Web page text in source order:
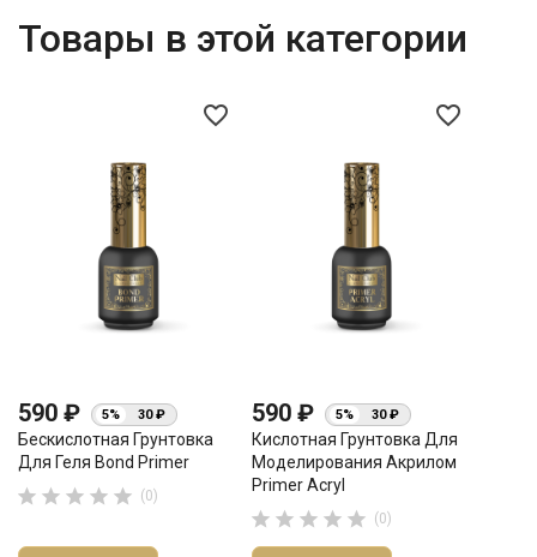
Товары в этой категории
favorite_border
590 ₽ 5% 30 ₽
Бескислотная Грунтовка
Для Геля Bоnd Primer
     (0)
favorite_border
590 ₽ 5% 30 ₽
Кислотная Грунтовка Для
Моделирования Акрилом
Primer Acryl
     (0)